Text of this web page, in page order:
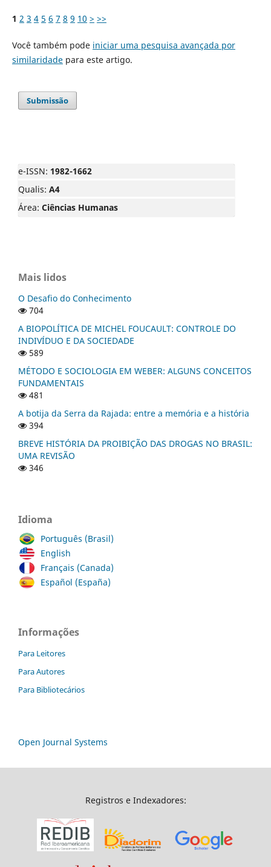
1 2 3 4 5 6 7 8 9 10 > >>
Você também pode iniciar uma pesquisa avançada por
similaridadepara este artigo.
Submissão
e-ISSN: 1982-1662
Qualis: A4
Área: Ciências Humanas
Mais lidos
O Desafio do Conhecimento
704
A BIOPOLÍTICA DE MICHEL FOUCAULT: CONTROLE DO
INDIVÍDUO E DA SOCIEDADE
589
MÉTODO E SOCIOLOGIA EM WEBER: ALGUNS CONCEITOS
FUNDAMENTAIS
481
A botija da Serra da Rajada: entre a memória e a história
394
BREVE HISTÓRIA DA PROIBIÇÃO DAS DROGAS NO BRASIL:
UMA REVISÃO
346
Idioma
Português (Brasil)
English
Français (Canada)
Español (España)
Informações
Para Leitores
Para Autores
Para Bibliotecários
Open Journal Systems
Registros e Indexadores: